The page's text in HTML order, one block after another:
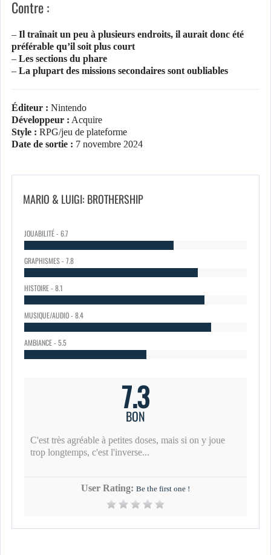
Contre :
– Il traînait un peu à plusieurs endroits, il aurait donc été
préférable qu’il soit plus court
– Les sections du phare
– La plupart des missions secondaires sont oubliables
Éditeur : Nintendo
Développeur : Acquire
Style : RPG/jeu de plateforme
Date de sortie : 7 novembre 2024
MARIO & LUIGI: BROTHERSHIP
JOUABILITÉ - 6.7
GRAPHISMES - 7.8
HISTOIRE - 8.1
MUSIQUE/AUDIO - 8.4
AMBIANCE - 5.5
7.3
BON
C'est très agréable à petites doses, mais si on y joue
trop longtemps, c'est l'inverse...
User Rating: Be the first one !